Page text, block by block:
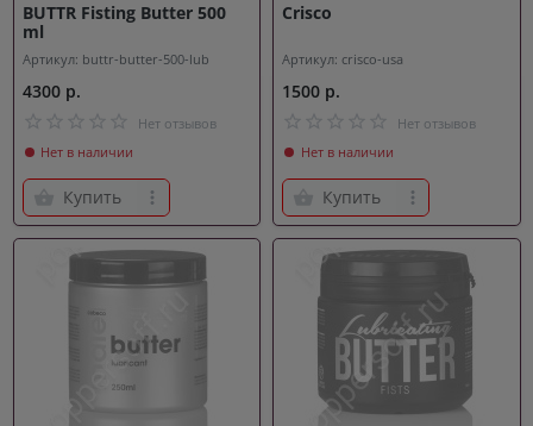
BUTTR Fisting Butter 500
ml
Артикул: buttr-butter-500-lub
4300 р.
Нет отзывов
Нет в наличии
Купить
Crisco
Артикул: crisco-usa
1500 р.
Нет отзывов
Нет в наличии
Купить